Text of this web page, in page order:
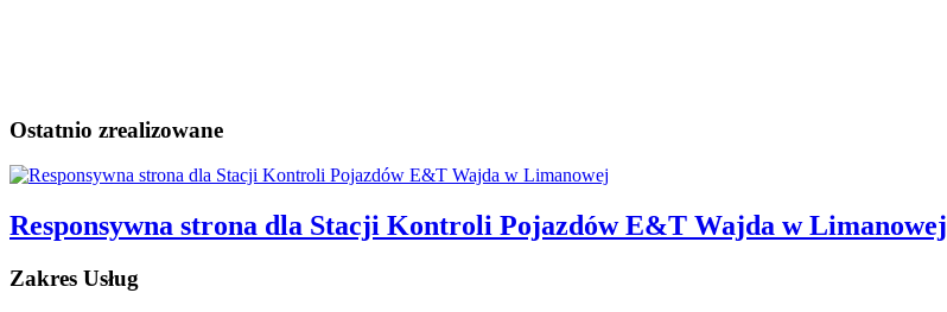
Ostatnio zrealizowane
Responsywna strona dla Stacji Kontroli Pojazdów E&T Wajda w Limanowej
Zakres Usług